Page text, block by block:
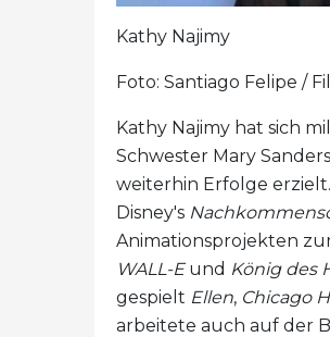
Kathy Najimy
Foto: Santiago Felipe /
Kathy Najimy hat sich
Schwester Mary
weiterhin Erfolge
Disney's
Animationsprojekten
WALL-Eund König des
gespielt Ellen, Chicago
arbeitete auch auf der